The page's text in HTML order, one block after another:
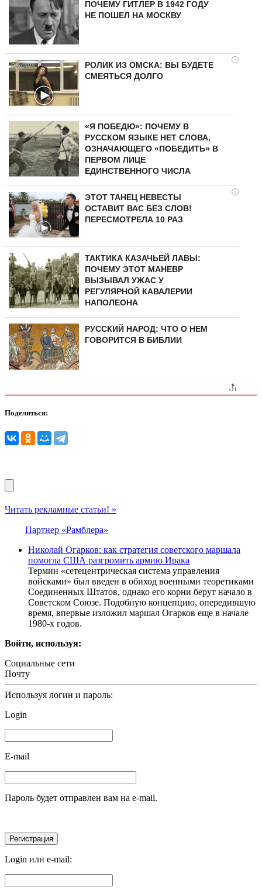
ПОЧЕМУ ГИТЛЕР В 1942 ГОДУ
НЕ ПОШЕЛ НА МОСКВУ
i
РОЛИК ИЗ ОМСКА: ВЫ БУДЕТЕ
СМЕЯТЬСЯ ДОЛГО
«Я ПОБЕДЮ»: ПОЧЕМУ В
РУССКОМ ЯЗЫКЕ НЕТ СЛОВА,
ОЗНАЧАЮЩЕГО «ПОБЕДИТЬ» В
ПЕРВОМ ЛИЦЕ
ЕДИНСТВЕННОГО ЧИСЛА
i
ЭТОТ ТАНЕЦ НЕВЕСТЫ
ОСТАВИТ ВАС БЕЗ СЛОВ!
ПЕРЕСМОТРЕЛА 10 РАЗ
ТАКТИКА КАЗАЧЬЕЙ ЛАВЫ:
ПОЧЕМУ ЭТОТ МАНЕВР
ВЫЗЫВАЛ УЖАС У
РЕГУЛЯРНОЙ КАВАЛЕРИИ
НАПОЛЕОНА
РУССКИЙ НАРОД: ЧТО О НЕМ
ГОВОРИТСЯ В БИБЛИИ
Поделиться:
Читать рекламные статьи! »
Партнер «Рамблера»
Николай Огарков: как стратегия советского маршала
помогла США разгромить армию Ирака
Термин «сетецентрическая система управления
войсками» был введен в обиход военными теоретиками
Соединенных Штатов, однако его корни берут начало в
Советском Союзе. Подобную концепцию, опередившую
время, впервые изложил маршал Огарков еще в начале
1980-х годов.
Войти, используя:
Социальные сети
Почту
Используя логин и пароль:
Login
E-mail
Пароль будет отправлен вам на e-mail.
Login или e-mail: